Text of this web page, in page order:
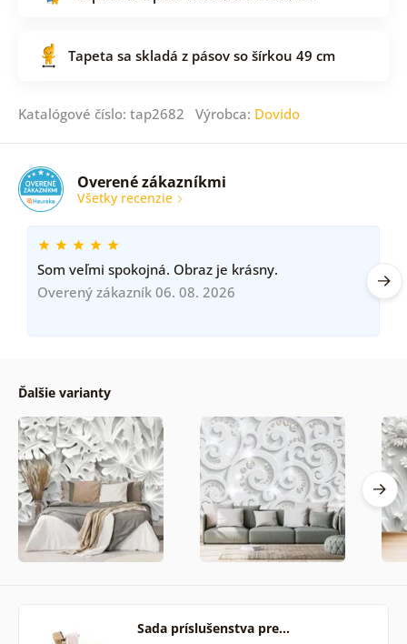
Tapeta sa skladá z pásov so šírkou 49 cm
Katalógové číslo: tap2682 Výrobca: Dovido
Overené zákazníkmi
Všetky recenzie
Som veľmi spokojná. Obraz je krásny.
Overený zákazník 06. 08. 2026
Ďalšie varianty
Sada príslušenstva pre…